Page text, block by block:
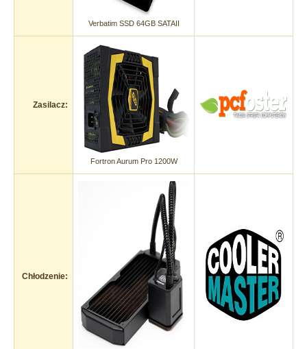
Verbatim SSD 64GB SATAII
Zasilacz:
Fortron Aurum Pro 1200W
Chłodzenie: